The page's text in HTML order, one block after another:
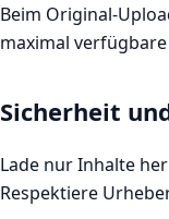
Beim Original-
maximal
Sicherheit
Lade nur Inhalte
Respektiere